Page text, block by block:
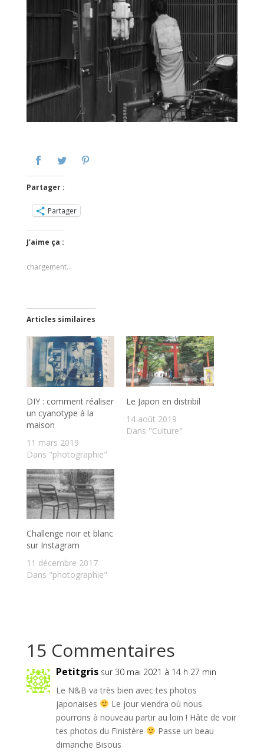
Partager :
Partager
J’aime ça :
chargement…
Articles similaires
DIY : comment réaliser
un cyanotype à la
maison
11 mars 2019
Dans "photographie"
Le Japon en distribil
14 août 2019
Dans "Culture"
Challenge noir et blanc
sur Instagram
11 décembre 2017
Dans "photographie"
15 Commentaires
Petitgris sur 30 mai 2021 à 14 h 27 min
Le N&B va très bien avec tes photos
japonaises
Le jour viendra où nous
pourrons à nouveau partir au loin ! Hâte de voir
tes photos du Finistère
Passe un beau
dimanche Bisous